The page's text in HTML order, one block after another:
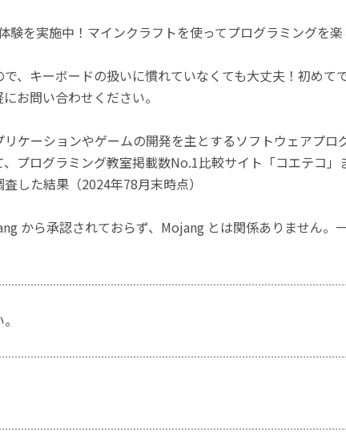
験を実施中！マインクラフトを使ってプログラミングを
、キーボードの扱いに慣れていなくても大丈夫！初めて
お問い合わせください。
ケーションやゲームの開発を主とするソフトウェアプロ
プログラミング教室掲載数No.1比較サイト「コエテコ」
した結果（2024年78月末時点）
から承認されておらず、Mojang とは関係ありません。